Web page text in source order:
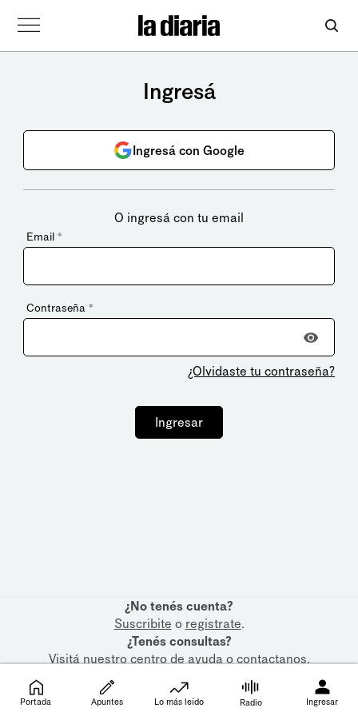
Ingresá
Ingresá con Google
O ingresá con tu email
Email *
Contraseña *
¿Olvidaste tu contraseña?
Ingresar
¿No tenés cuenta?
Suscribite o registrate.
¿Tenés consultas?
Visitá nuestrocentro de ayudaocontactanos.
Portada Apuntes Lo más leído Radio Ingresar